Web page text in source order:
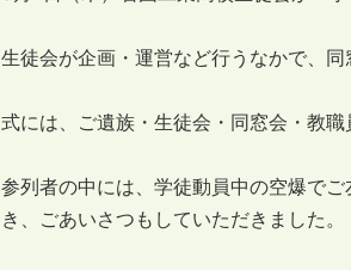
生徒会が企画・運営など行うなかで、同
式には、ご遺族・生徒会・同窓会・教
参列者の中には、学徒動員中の空爆で
き、ごあいさつもしていただきました。